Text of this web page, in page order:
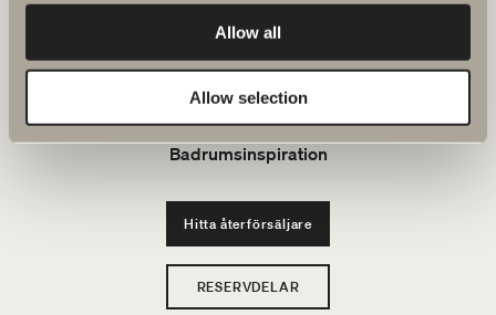
Allow all
Allow selection
Hållbarhet
Badrumsinspiration
Hitta återförsäljare
RESERVDELAR